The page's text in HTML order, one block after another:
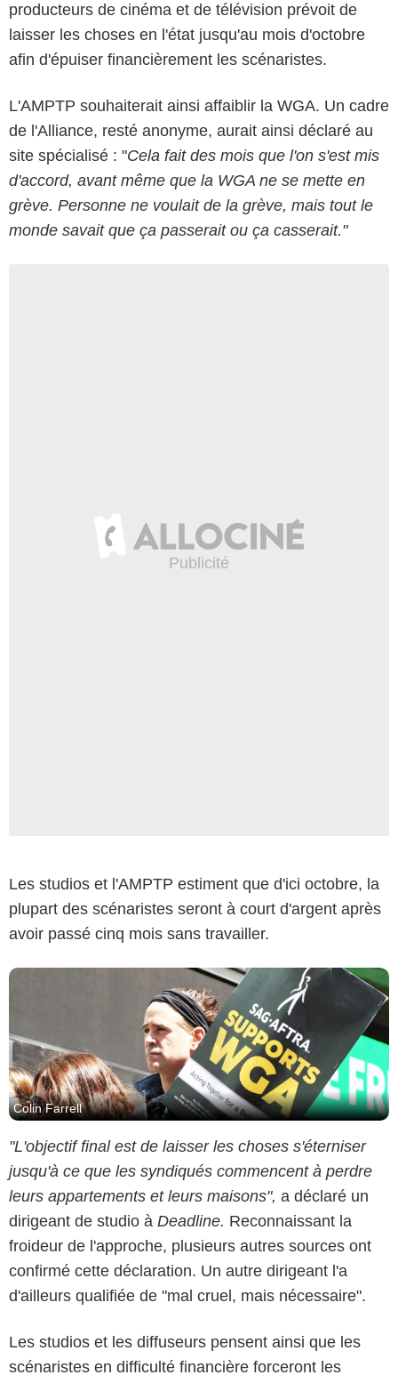
producteurs de cinéma et de télévision prévoit de
laisser les choses en l'état jusqu'au mois d'octobre
afin d'épuiser financièrement les scénaristes.
L'AMPTP souhaiterait ainsi affaiblir la WGA. Un cadre
de l'Alliance, resté anonyme, aurait ainsi déclaré au
site spécialisé : "Cela fait des mois que l'on s'est mis
d'accord, avant même que la WGA ne se mette en
grève. Personne ne voulait de la grève, mais tout le
monde savait que ça passerait ou ça casserait."
Les studios et l'AMPTP estiment que d'ici octobre, la
plupart des scénaristes seront à court d'argent après
avoir passé cinq mois sans travailler.
Colin Farrell
"L'objectif final est de laisser les choses s'éterniser
jusqu'à ce que les syndiqués commencent à perdre
leurs appartements et leurs maisons", a déclaré un
dirigeant de studio à Deadline. Reconnaissant la
froideur de l'approche, plusieurs autres sources ont
confirmé cette déclaration. Un autre dirigeant l'a
d'ailleurs qualifiée de "mal cruel, mais nécessaire".
Les studios et les diffuseurs pensent ainsi que les
scénaristes en difficulté financière forceront les